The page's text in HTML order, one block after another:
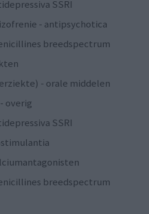
SSRI
- antipsychotica
breedspectrum
- orale middelen
overig
SSRI
breedspectrum